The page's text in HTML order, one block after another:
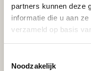
partners kunnen deze
informatie die u aan
verzameld op basis
Noodzakelijk
Veerweg 51, 3336 LM
Verleend
Scheepswerf